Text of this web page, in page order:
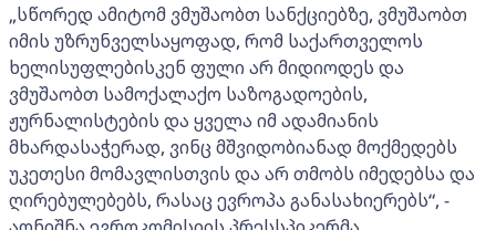
„სწორედ ამიტომ ვმუშაობთ სანქციებზე, ვმუშაობთ
იმის უზრუნველსაყოფად, რომ საქართველოს
ხელისუფლებისკენ ფული არ მიდიოდეს და
ვმუშაობთ სამოქალაქო საზოგადოების,
ჟურნალისტების და ყველა იმ ადამიანის
მხარდასაჭერად, ვინც მშვიდობიანად მოქმედებს
უკეთესი მომავლისთვის და არ თმობს იმედებსა და
ღირებულებებს, რასაც ევროპა განასახიერებს“, -